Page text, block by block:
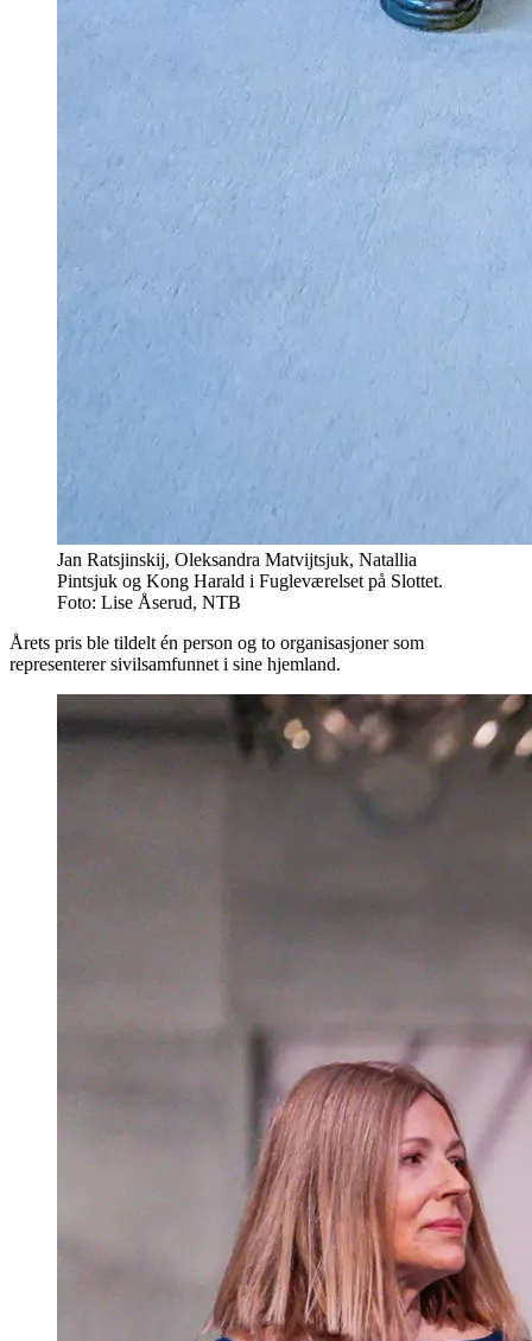
Jan Ratsjinskij, Oleksandra Matvijtsjuk, Natallia
Pintsjuk og Kong Harald i Fugleværelset på Slottet.
Foto: Lise Åserud, NTB
Årets pris ble tildelt én person og to organisasjoner som
representerer sivilsamfunnet i sine hjemland.